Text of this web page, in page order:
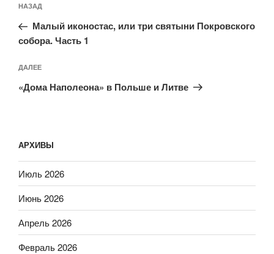
по
записям
Предыдущая
запись:
НАЗАД
Малый иконостас, или три святыни Покровского
собора. Часть 1
Следующая
запись
ДАЛЕЕ
«Дома Наполеона» в Польше и Литве
АРХИВЫ
Июль 2026
Июнь 2026
Апрель 2026
Февраль 2026